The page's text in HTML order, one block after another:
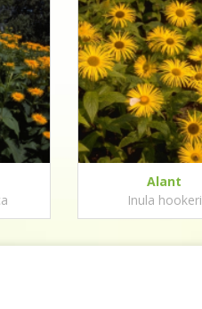
Alant
Inula hookeri